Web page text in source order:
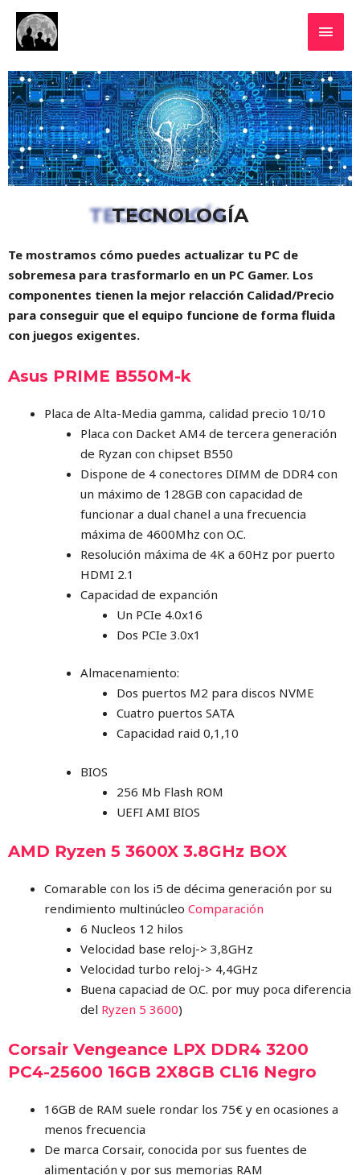
TECNOLOGÍA
Te mostramos cómo puedes actualizar tu PC de
sobremesa para trasformarlo en un PC Gamer. Los
componentes tienen la mejor relacción Calidad/Precio
para conseguir que el equipo funcione de forma fluida
con juegos exigentes.
Asus PRIME B550M-k
Placa de Alta-Media gamma, calidad precio 10/10
Placa con Dacket AM4 de tercera generación
de Ryzan con chipset B550
Dispone de 4 conectores DIMM de DDR4 con
un máximo de 128GB con capacidad de
funcionar a dual chanel a una frecuencia
máxima de 4600Mhz con O.C.
Resolución máxima de 4K a 60Hz por puerto
HDMI 2.1
Capacidad de expanción
Un PCIe 4.0x16
Dos PCIe 3.0x1
Almacenamiento:
Dos puertos M2 para discos NVME
Cuatro puertos SATA
Capacidad raid 0,1,10
BIOS
256 Mb Flash ROM
UEFI AMI BIOS
AMD Ryzen 5 3600X 3.8GHz BOX
Comarable con los i5 de décima generación por su
rendimiento multinúcleo Comparación
6 Nucleos 12 hilos
Velocidad base reloj-> 3,8GHz
Velocidad turbo reloj-> 4,4GHz
Buena capaciad de O.C. por muy poca diferencia
del Ryzen 5 3600)
Corsair Vengeance LPX DDR4 3200
PC4-25600 16GB 2X8GB CL16 Negro
16GB de RAM suele rondar los 75€ y en ocasiones a
menos frecuencia
De marca Corsair, conocida por sus fuentes de
alimentación y por sus memorias RAM